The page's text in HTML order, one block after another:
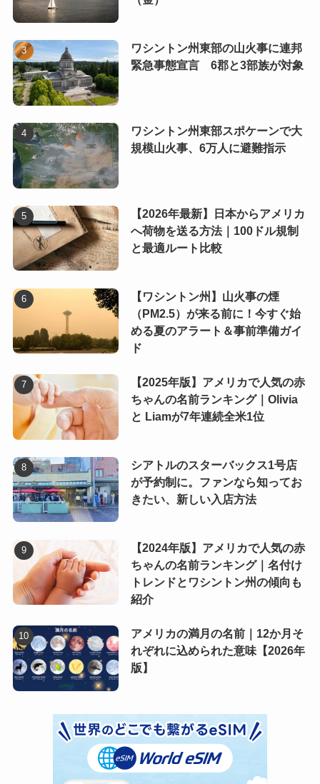
ワシントン州東部の山火事に連邦
緊急事態宣言 6郡と3部族が対象
ワシントン州東部スポケーンで大
規模山火事、6万人に避難指示
【2026年最新】日本からアメリカ
へ荷物を送る方法｜100ドル規制
と最適ルート比較
【ワシントン州】山火事の煙
（PM2.5）が来る前に！今すぐ始
める夏のアラート＆事前準備ガイ
ド
【2025年版】アメリカで人気の赤
ちゃんの名前ランキング｜Olivia
と Liamが7年連続全米1位
シアトルのスターバックス1号店
が予約制に。ファンなら知ってお
きたい、新しい入店方法
【2024年版】アメリカで人気の赤
ちゃんの名前ランキング｜名付け
トレンドとワシントン州の傾向も
紹介
アメリカの満月の名前｜12か月そ
れぞれに込められた意味【2026年
版】